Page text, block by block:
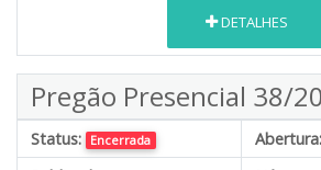
DETALHES
Pregão Presencial 38/
Status: Encerrada Abertura: